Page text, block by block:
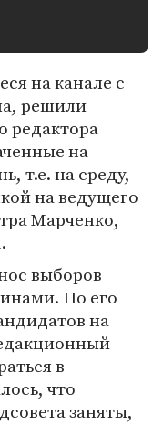
на канале с
решили
редактора
на
т.е. на среду,
на ведущего
Марченко,
выборов
По его
на
в
что
заняты,